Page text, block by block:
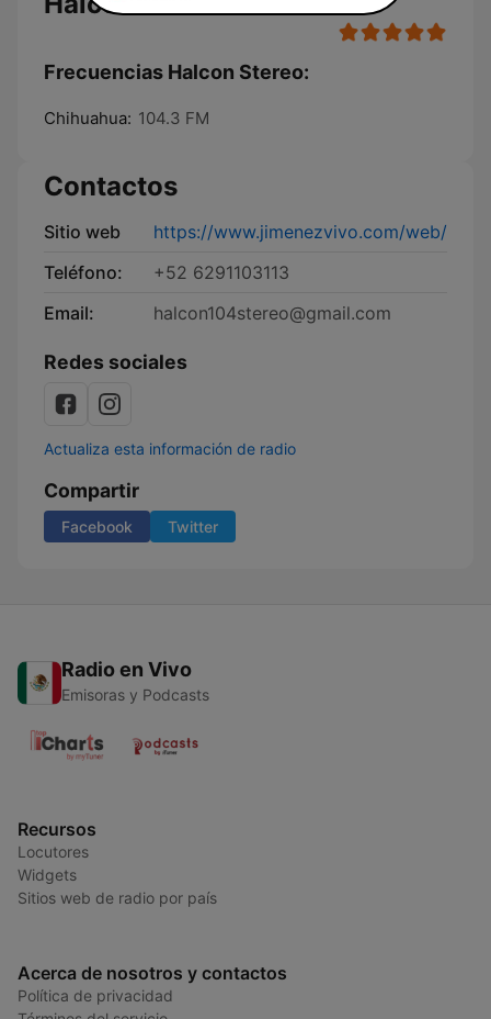
Frecuencias Halcon Stereo:
Chihuahua: 104.3 FM
Contactos
Sitio web
https://www.jimenezvivo.com/web/
Teléfono:
+52 6291103113
Email:
halcon104stereo@gmail.com
Redes sociales
Actualiza esta información de radio
Compartir
Facebook Twitter
Radio en Vivo
Emisoras y Podcasts
Recursos
Locutores
Widgets
Sitios web de radio por país
Acerca de nosotros y contactos
Política de privacidad